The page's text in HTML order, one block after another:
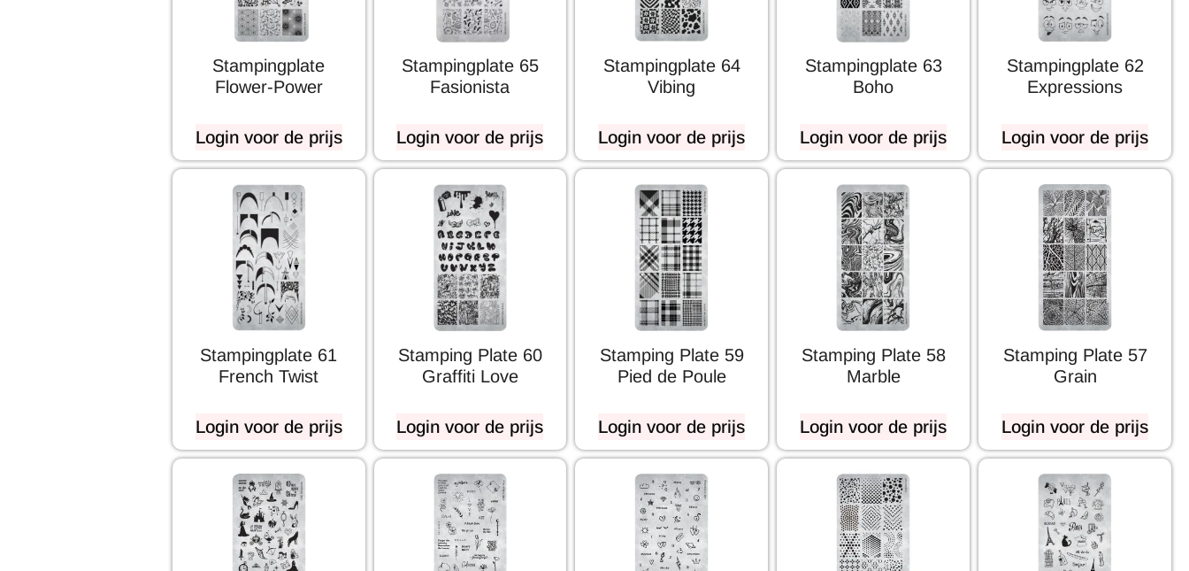
Stampingplate
Flower-Power
Login voor de prijs
Stampingplate 65
Fasionista
Login voor de prijs
Stampingplate 64
Vibing
Login voor de prijs
Stampingplate 63
Boho
Login voor de prijs
Stampingplate 62
Expressions
Login voor de prijs
Stampingplate 61
French Twist
Login voor de prijs
Stamping Plate 60
Graffiti Love
Login voor de prijs
Stamping Plate 59
Pied de Poule
Login voor de prijs
Stamping Plate 58
Marble
Login voor de prijs
Stamping Plate 57
Grain
Login voor de prijs